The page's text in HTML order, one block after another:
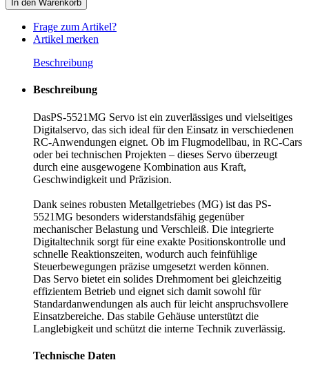
In den Warenkorb
Frage zum Artikel?
Artikel merken
Beschreibung
Beschreibung
DasPS-5521MG Servo ist ein zuverlässiges und vielseitiges
Digitalservo, das sich ideal für den Einsatz in verschiedenen
RC-Anwendungen eignet. Ob im Flugmodellbau, in RC-Cars
oder bei technischen Projekten – dieses Servo überzeugt
durch eine ausgewogene Kombination aus Kraft,
Geschwindigkeit und Präzision.
Dank seines robusten Metallgetriebes (MG) ist das PS-
5521MG besonders widerstandsfähig gegenüber
mechanischer Belastung und Verschleiß. Die integrierte
Digitaltechnik sorgt für eine exakte Positionskontrolle und
schnelle Reaktionszeiten, wodurch auch feinfühlige
Steuerbewegungen präzise umgesetzt werden können.
Das Servo bietet ein solides Drehmoment bei gleichzeitig
effizientem Betrieb und eignet sich damit sowohl für
Standardanwendungen als auch für leicht anspruchsvollere
Einsatzbereiche. Das stabile Gehäuse unterstützt die
Langlebigkeit und schützt die interne Technik zuverlässig.
Technische Daten